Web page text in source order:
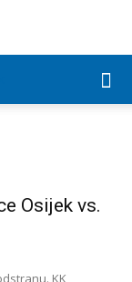
Osijek vs.
KK